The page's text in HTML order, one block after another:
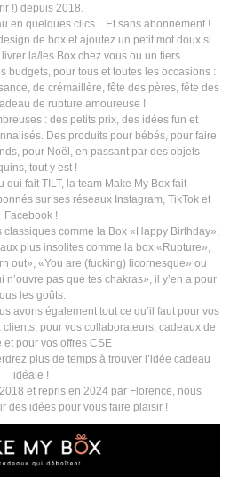
!) depuis 2018.
en quelques clics... Et sans abonnement !
de box et ajoutez un petit mot doux si
la/les Box chez vous ou un tiers.
budgets, pour tous et toutes les occasions :
de crémaillère, fête des pères, fête des
de rupture amoureuse !
: des petits prix, des idées fun et
Des produits pour bébés, pour faire
pour Noël, en passant par des objets
tout y est !
qui fait TILT, la team Make My Box fait
sur ses réseaux Instagram, TikTok et
Facebook !
comme la Box «Happy Birthday»,
plus insolites comme la box «Rupture»,
out», «You are (fucking) licornesque» ou
pas que tes chakras», il y’en a pour
les goûts.
avons également tout ce qu’il faut pour vos
pour vos collaborateurs, cadeaux de
et pour vos offres CSE
plus de temps à trouver l’idée cadeau
idéale !
et repris en 2024 par Florence, nous
des idées pour vous faire plaisir !